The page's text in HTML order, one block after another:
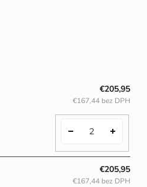
€205,95
€167,44 bez DPH
€205,95
€167,44 bez DPH